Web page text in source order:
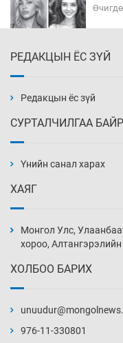
РЕДАКЦЫН ЁС ЗҮЙ
Редакцын ёс зүй
СУРТАЛЧИЛГАА
Үнийн санал харах
ХАЯГ
Монгол Улс,
хороо,
ХОЛБОО БАРИХ
976-11-330801